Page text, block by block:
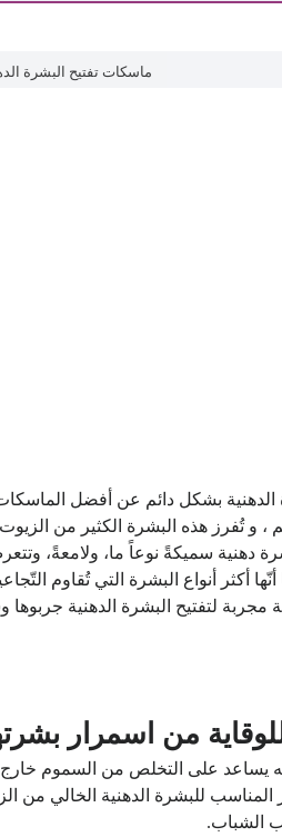
ماسكات تفتيح البشرة
بشكل دائم عن أفضل الماسكات
، و تُفرز هذه البشرة الكثير من
دهنية سميكةً نوعاً ما، ولامعةً،
أكثر أنواع البشرة التي تُقاوم
لتفتيح البشرة الدهنية جربوها
من اسمرار
يساعد على التخلص من السموم
المناسب للبشرة الدهنية الخالي
الشباب.